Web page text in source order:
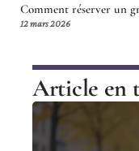
Comment réserver un
12 mars 2026
Article en